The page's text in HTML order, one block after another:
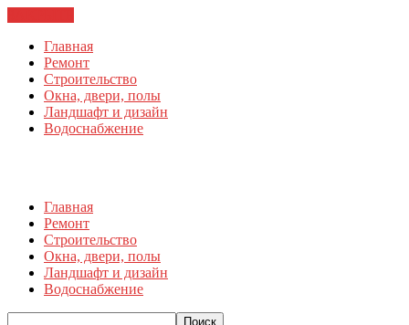
Главная
Ремонт
Строительство
Окна, двери, полы
Ландшафт и дизайн
Водоснабжение
Главная
Ремонт
Строительство
Окна, двери, полы
Ландшафт и дизайн
Водоснабжение